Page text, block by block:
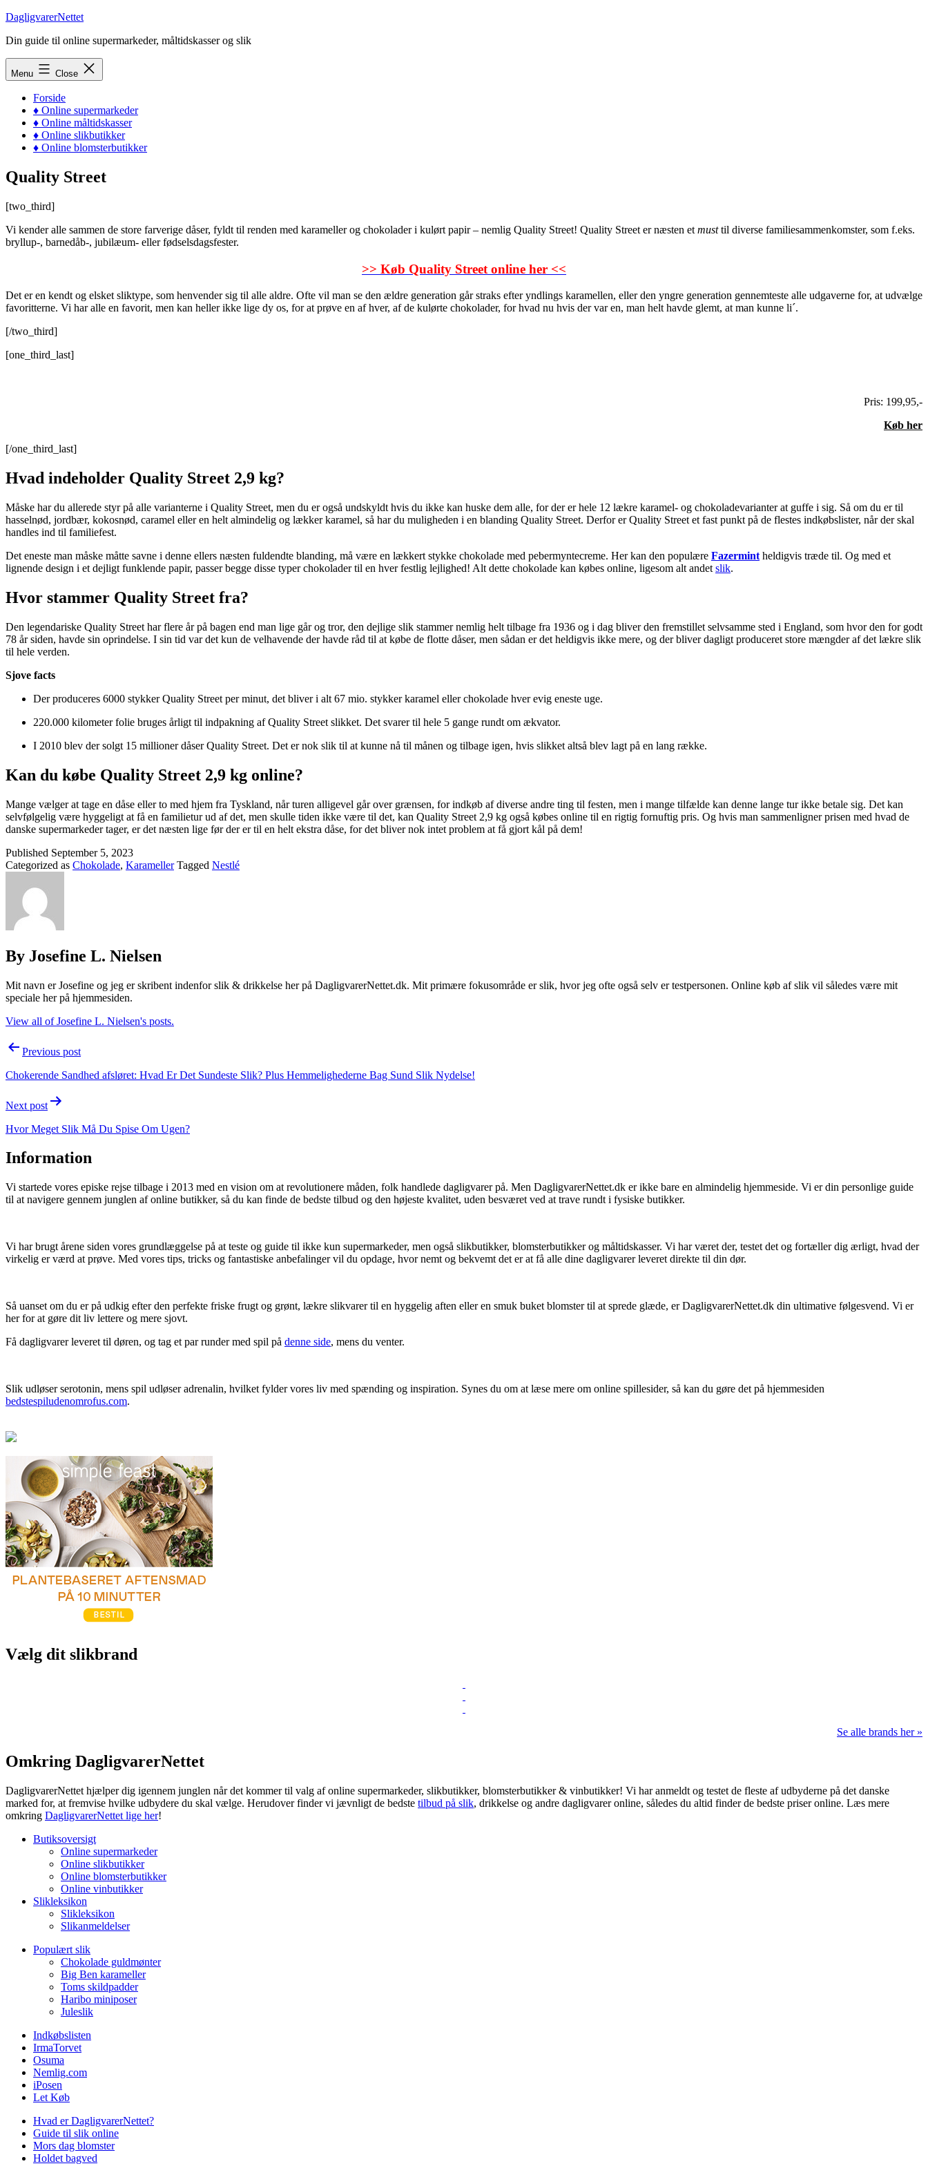
Skip
content
DagligvarerNettet
Din guide til online supermarkeder, måltidskasser og slik
Menu Close
Forside
♦ Online supermarkeder
♦ Online måltidskasser
♦ Online slikbutikker
♦ Online blomsterbutikker
Quality Street
[two_third]
Vi kender alle sammen de store farverige dåser, fyldt til renden med karameller og chokolader i kulørt papir – nemlig Quality Street! Quality Street er næsten et musttil diverse familiesammenkomster, som f.eks.
bryllup-, barnedåb-, jubilæum- eller fødselsdagsfester.
>> Køb Quality Street online her <<
Det er en kendt og elsket sliktype, som henvender sig til alle aldre. Ofte vil man se den ældre generation går straks efter yndlings karamellen, eller den yngre generation gennemteste alle udgaverne for, at udvælge
favoritterne. Vi har alle en favorit, men kan heller ikke lige dy os, for at prøve en af hver, af de kulørte chokolader, for hvad nu hvis der var en, man helt havde glemt, at man kunne li´.
[/two_third]
[one_third_last]
Pris: 199,95,-
Køb her
[/one_third_last]
Hvad indeholder Quality Street 2,9 kg?
Måske har du allerede styr på alle varianterne i Quality Street, men du er også undskyldt hvis du ikke kan huske dem alle, for der er hele 12 lækre karamel- og chokoladevarianter at guffe i sig. Så om du er til
hasselnød, jordbær, kokosnød, caramel eller en helt almindelig og lækker karamel, så har du muligheden i en blanding Quality Street. Derfor er Quality Street et fast punkt på de flestes indkøbslister, når der skal
handles ind til familiefest.
Det eneste man måske måtte savne i denne ellers næsten fuldendte blanding, må være en lækkert stykke chokolade med pebermyntecreme. Her kan den populære Fazermint heldigvis træde til. Og med et
lignende design i et dejligt funklende papir, passer begge disse typer chokolader til en hver festlig lejlighed! Alt dette chokolade kan købes online, ligesom alt andet slik.
Hvor stammer Quality Street fra?
Den legendariske Quality Street har flere år på bagen end man lige går og tror, den dejlige slik stammer nemlig helt tilbage fra 1936 og i dag bliver den fremstillet selvsamme sted i England, som hvor den for godt
78 år siden, havde sin oprindelse. I sin tid var det kun de velhavende der havde råd til at købe de flotte dåser, men sådan er det heldigvis ikke mere, og der bliver dagligt produceret store mængder af det lækre slik
til hele verden.
Sjove facts
Der produceres 6000 stykker Quality Street per minut, det bliver i alt 67 mio. stykker karamel eller chokolade hver evig eneste uge.
220.000 kilometer folie bruges årligt til indpakning af Quality Street slikket. Det svarer til hele 5 gange rundt om ækvator.
I 2010 blev der solgt 15 millioner dåser Quality Street. Det er nok slik til at kunne nå til månen og tilbage igen, hvis slikket altså blev lagt på en lang række.
Kan du købe Quality Street 2,9 kg online?
Mange vælger at tage en dåse eller to med hjem fra Tyskland, når turen alligevel går over grænsen, for indkøb af diverse andre ting til festen, men i mange tilfælde kan denne lange tur ikke betale sig. Det kan
selvfølgelig være hyggeligt at få en familietur ud af det, men skulle tiden ikke være til det, kan Quality Street 2,9 kg også købes online til en rigtig fornuftig pris. Og hvis man sammenligner prisen med hvad de
danske supermarkeder tager, er det næsten lige før der er til en helt ekstra dåse, for det bliver nok intet problem at få gjort kål på dem!
Published September 5, 2023
Categorized as Chokolade, Karameller Tagged Nestlé
By Josefine L. Nielsen
Mit navn er Josefine og jeg er skribent indenfor slik & drikkelse her på DagligvarerNettet.dk. Mit primære fokusområde er slik, hvor jeg ofte også selv er testpersonen. Online køb af slik vil således være mit
speciale her på hjemmesiden.
View all of Josefine L. Nielsen's posts.
PostPrevious post
Chokerende Sandhed afsløret: Hvad Er Det Sundeste Slik? Plus Hemmelighederne Bag Sund Slik Nydelse!
Next post
Hvor Meget Slik Må Du Spise Om Ugen?
Information
Vi startede vores episke rejse tilbage i 2013 med en vision om at revolutionere måden, folk handlede dagligvarer på. Men DagligvarerNettet.dk er ikke bare en almindelig hjemmeside. Vi er din personlige guide
til at navigere gennem junglen af online butikker, så du kan finde de bedste tilbud og den højeste kvalitet, uden besværet ved at trave rundt i fysiske butikker.
Vi har brugt årene siden vores grundlæggelse på at teste og guide til ikke kun supermarkeder, men også slikbutikker, blomsterbutikker og måltidskasser. Vi har været der, testet det og fortæller dig ærligt, hvad der
virkelig er værd at prøve. Med vores tips, tricks og fantastiske anbefalinger vil du opdage, hvor nemt og bekvemt det er at få alle dine dagligvarer leveret direkte til din dør.
Så uanset om du er på udkig efter den perfekte friske frugt og grønt, lækre slikvarer til en hyggelig aften eller en smuk buket blomster til at sprede glæde, er DagligvarerNettet.dk din ultimative følgesvend. Vi er
her for at gøre dit liv lettere og mere sjovt.
Få dagligvarer leveret til døren, og tag et par runder med spil på denne side, mens du venter.
Slik udløser serotonin, mens spil udløser adrenalin, hvilket fylder vores liv med spænding og inspiration. Synes du om at læse mere om online spillesider, så kan du gøre det på hjemmesiden
bedstespiludenomrofus.com.
Vælg dit slikbrand
Se alle brands her »
Omkring DagligvarerNettet
DagligvarerNettet hjælper dig igennem junglen når det kommer til valg af online supermarkeder, slikbutikker, blomsterbutikker & vinbutikker! Vi har anmeldt og testet de fleste af udbyderne på det danske
marked for, at fremvise hvilke udbydere du skal vælge. Herudover finder vi jævnligt de bedste tilbud på slik, drikkelse og andre dagligvarer online, således du altid finder de bedste priser online. Læs mere
omkring DagligvarerNettet lige her!
Butiksoversigt
Online supermarkeder
Online slikbutikker
Online blomsterbutikker
Online vinbutikker
Slikleksikon
Slikleksikon
Slikanmeldelser
Populært slik
Chokolade guldmønter
Big Ben karameller
Toms skildpadder
Haribo miniposer
Juleslik
Indkøbslisten
IrmaTorvet
Osuma
Nemlig.com
iPosen
Let Køb
Hvad er DagligvarerNettet?
Guide til slik online
Mors dag blomster
Holdet bagved